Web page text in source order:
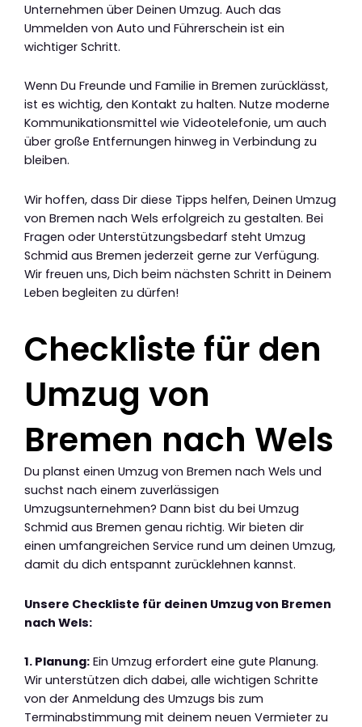
Unternehmen über Deinen Umzug. Auch das
Ummelden von Auto und Führerschein ist ein
wichtiger Schritt.
Wenn Du Freunde und Familie in Bremen zurücklässt,
ist es wichtig, den Kontakt zu halten. Nutze moderne
Kommunikationsmittel wie Videotelefonie, um auch
über große Entfernungen hinweg in Verbindung zu
bleiben.
Wir hoffen, dass Dir diese Tipps helfen, Deinen Umzug
von Bremen nach Wels erfolgreich zu gestalten. Bei
Fragen oder Unterstützungsbedarf steht Umzug
Schmid aus Bremen jederzeit gerne zur Verfügung.
Wir freuen uns, Dich beim nächsten Schritt in Deinem
Leben begleiten zu dürfen!
Checkliste für den
Umzug von
Bremen nach Wels
Du planst einen Umzug von Bremen nach Wels und
suchst nach einem zuverlässigen
Umzugsunternehmen? Dann bist du bei Umzug
Schmid aus Bremen genau richtig. Wir bieten dir
einen umfangreichen Service rund um deinen Umzug,
damit du dich entspannt zurücklehnen kannst.
Unsere Checkliste für deinen Umzug von Bremen
nach Wels:
1. Planung: Ein Umzug erfordert eine gute Planung.
Wir unterstützen dich dabei, alle wichtigen Schritte
von der Anmeldung des Umzugs bis zum
Terminabstimmung mit deinem neuen Vermieter zu